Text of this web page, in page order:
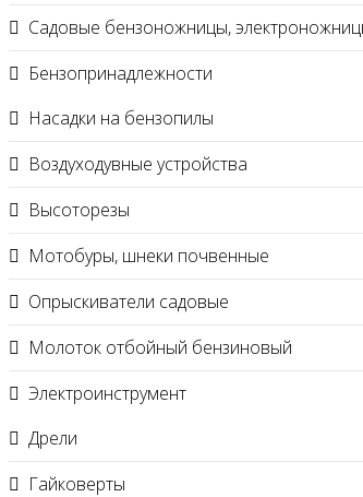
Садовые бензоножницы,
Бензопринадлежности
Насадки на бензопилы
Воздуходувные устройства
Высоторезы
Мотобуры, шнеки почвенные
Опрыскиватели садовые
Молоток отбойный бензиновый
Электроинструмент
Дрели
Гайковерты